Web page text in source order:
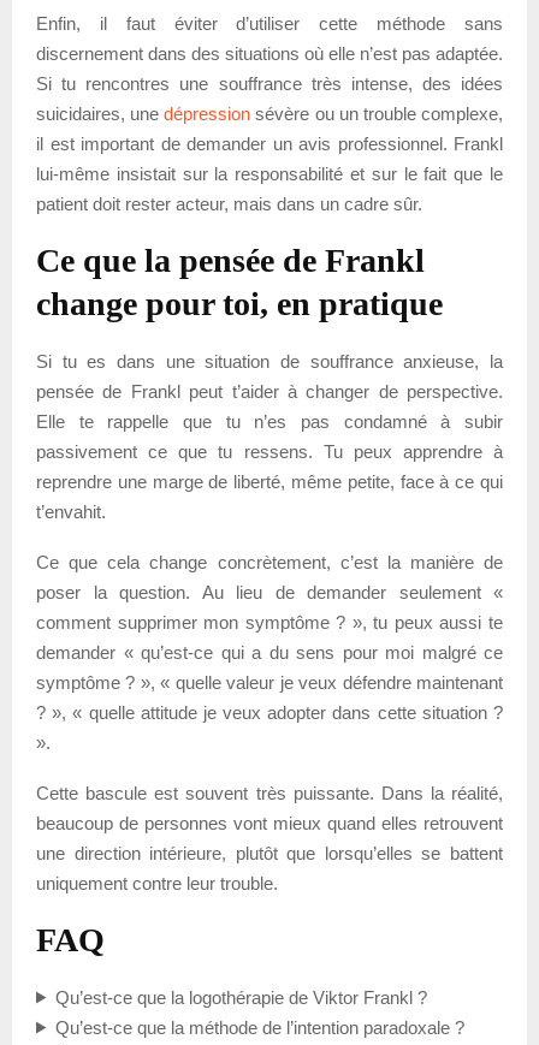
Enfin, il faut éviter d’utiliser cette méthode sans
discernement dans des situations où elle n’est pas adaptée.
Si tu rencontres une souffrance très intense, des idées
suicidaires, unedépression sévère ou un trouble complexe,
il est important de demander un avis professionnel. Frankl
lui-même insistait sur la responsabilité et sur le fait que le
patient doit rester acteur, mais dans un cadre sûr.
Ce que la pensée de Frankl
change pour toi, en pratique
Si tu es dans une situation de souffrance anxieuse, la
pensée de Frankl peut t’aider à changer de perspective.
Elle te rappelle que tu n’es pas condamné à subir
passivement ce que tu ressens. Tu peux apprendre à
reprendre une marge de liberté, même petite, face à ce qui
t’envahit.
Ce que cela change concrètement, c’est la manière de
poser la question. Au lieu de demander seulement «
comment supprimer mon symptôme ? », tu peux aussi te
demander « qu’est-ce qui a du sens pour moi malgré ce
symptôme ? », « quelle valeur je veux défendre maintenant
? », « quelle attitude je veux adopter dans cette situation ?
».
Cette bascule est souvent très puissante. Dans la réalité,
beaucoup de personnes vont mieux quand elles retrouvent
une direction intérieure, plutôt que lorsqu’elles se battent
uniquement contre leur trouble.
FAQ
Qu’est-ce que la logothérapie de Viktor Frankl ?
Qu’est-ce que la méthode de l’intention paradoxale ?